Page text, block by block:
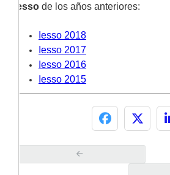
Iesso de los años anteriores:
Iesso 2018
Iesso 2017
Iesso 2016
Iesso 2015